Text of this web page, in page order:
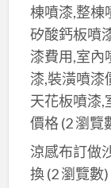
棟噴漆,整棟
矽酸鈣板噴
漆費用,室內
漆,裝潢噴漆
天花板噴漆,
價格(2 瀏覽
涼感布訂做
換(2 瀏覽數)